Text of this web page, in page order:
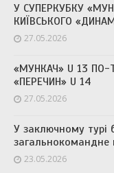
У СУПЕРКУБКУ
КИЇВСЬКОГО
27.05.2026
«МУНКАЧ» U 13
«ПЕРЕЧИН» U 14
27.05.2026
У заключному турі
загальнокомандне
23.05.2026